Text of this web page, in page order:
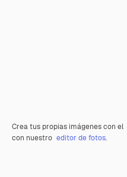
Crea tus propias imágenes con el
con nuestro editor de fotos.